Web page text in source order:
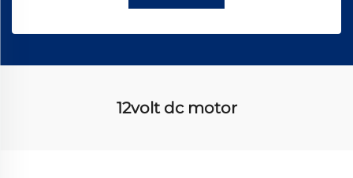
12volt dc motor